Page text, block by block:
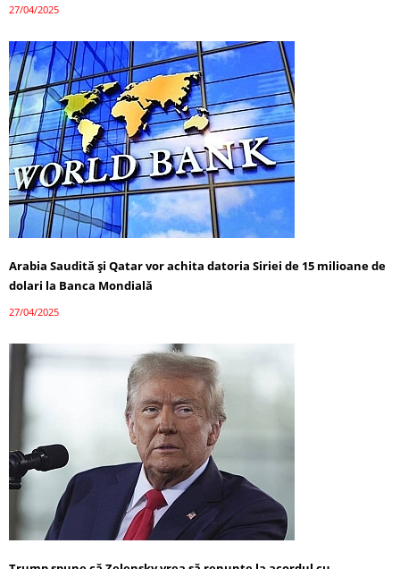
27/04/2025
Arabia Saudită și Qatar vor achita datoria Siriei de 15 milioane de
dolari la Banca Mondială
27/04/2025